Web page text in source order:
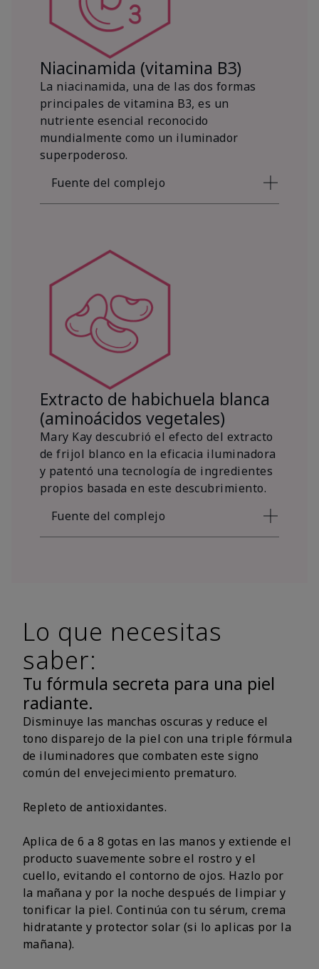
Niacinamida (vitamina B3)
La niacinamida, una de las dos formas
principales de vitamina B3, es un
nutriente esencial reconocido
mundialmente como un iluminador
superpoderoso.
Fuente del complejo
Extracto de habichuela blanca
(aminoácidos vegetales)
Mary Kay descubrió el efecto del extracto
de frijol blanco en la eficacia iluminadora
y patentó una tecnología de ingredientes
propios basada en este descubrimiento.
Fuente del complejo
Lo que necesitas
saber:
Tu fórmula secreta para una piel
radiante.
Disminuye las manchas oscuras y reduce el
tono disparejo de la piel con una triple fórmula
de iluminadores que combaten este signo
común del envejecimiento prematuro.
Repleto de antioxidantes.
Aplica de 6 a 8 gotas en las manos y extiende el
producto suavemente sobre el rostro y el
cuello, evitando el contorno de ojos. Hazlo por
la mañana y por la noche después de limpiar y
tonificar la piel. Continúa con tu sérum, crema
hidratante y protector solar (si lo aplicas por la
mañana).